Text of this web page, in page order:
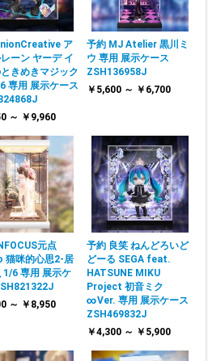
ア
ーン ヤーデ イ
きめきマジック
専用 展示ケース
～ ￥9,960
予約 MJ Atelier 黒川ミ
ウ 専用 展示ケース
ZSH136958J
￥5,600 ～ ￥6,700
元点
猫咪的心思2-居
1/6 専用 展示ケ
～ ￥8,950
予約 良笑 ねんどろいど
どーる SEGA feat.
HATSUNE MIKU
Project 初音ミク
∞Ver. 専用 展示ケース
ZSH469832J
￥4,300 ～ ￥5,900